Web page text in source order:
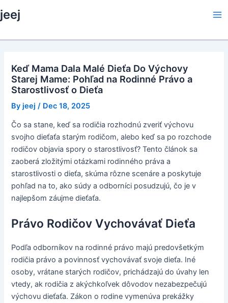
to
jeej
Keď Mama Dala Malé Dieťa Do Výchovy
Starej Mame: Pohľad na Rodinné Právo a
Starostlivosť o Dieťa
By jeej / Dec 18, 2025
Čo sa stane, keď sa rodičia rozhodnú zveriť výchovu
svojho dieťaťa starým rodičom, alebo keď sa po rozchode
rodičov objavia spory o starostlivosť? Tento článok sa
zaoberá zložitými otázkami rodinného práva a
starostlivosti o dieťa, skúma rôzne scenáre a poskytuje
pohľad na to, ako súdy a odborníci posudzujú, čo je v
najlepšom záujme dieťaťa.
Právo Rodičov Vychovávať Dieťa
Podľa odborníkov na rodinné právo majú predovšetkým
rodičia právo a povinnosť vychovávať svoje dieťa. Iné
osoby, vrátane starých rodičov, prichádzajú do úvahy len
vtedy, ak rodičia z akýchkoľvek dôvodov nezabezpečujú
výchovu dieťaťa. Zákon o rodine vymenúva prekážky